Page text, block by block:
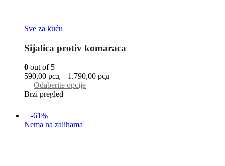
Sve za kuću
Sijalica protiv komaraca
0 out of 5
590,00 рсд – 1.790,00 рсд
Odaberite opcije
Brzi pregled
-61%
Nema na zalihama